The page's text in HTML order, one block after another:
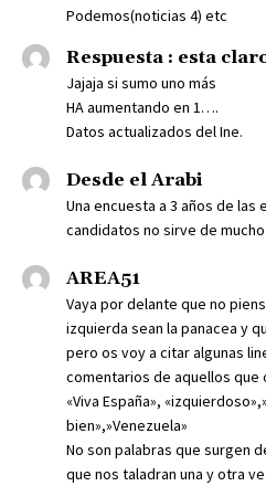
Podemos(noticias 4) etc
Respuesta : esta
Jajaja si sumo uno más
HA aumentando en 1….
Datos actualizados del Ine.
Desde el Arabi
Una encuesta a 3 años de
candidatos no sirve de mucho
AREA51
Vaya por delante que no
izquierda sean la panacea y
pero os voy a citar algunas
comentarios de aquellos que
«Viva España»,
bien»,»Venezuela»
No son palabras que surgen
que nos taladran una y otra